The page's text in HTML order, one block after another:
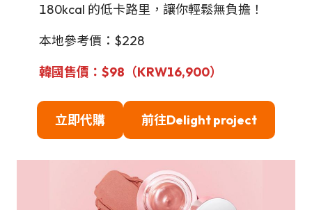
180kcal 的低卡路里，讓你輕鬆無負擔！
本地參考價：$228
韓國售價：$98（KRW16,900）
立即代購 前往Delight project